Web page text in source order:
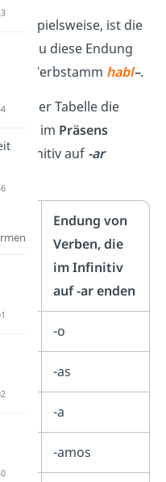
beispielsweise, ist die
du diese Endung
den Verbstamm habl–.
in der Tabelle die
im Präsens
Infinitiv auf -ar
Endung von
Verben, die
im Infinitiv
auf -ar enden
-o
-as
-a
-amos